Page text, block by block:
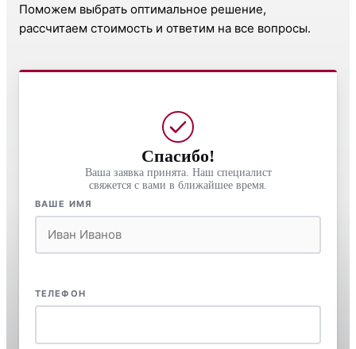
Поможем выбрать оптимальное решение,
рассчитаем стоимость и ответим на все вопросы.
Спасибо!
Ваша заявка принята. Наш специалист
свяжется с вами в ближайшее время.
ВАШЕ ИМЯ
ТЕЛЕФОН